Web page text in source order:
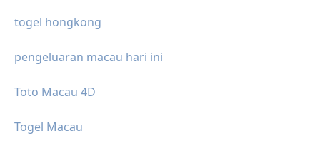
togel hongkong
pengeluaran macau hari ini
Toto Macau 4D
Togel Macau